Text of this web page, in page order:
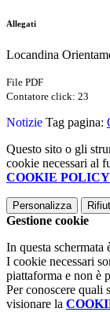
Allegati
Locandina
File PDF
Contatore click: 23
Notizie Tag pagina:
Questo sito o gli
cookie necessari al
COOKIE POLICY
Personalizza
Gestione cookie
In questa schermata
I cookie necessari
piattaforma e non è
Per conoscere quali
visionare la